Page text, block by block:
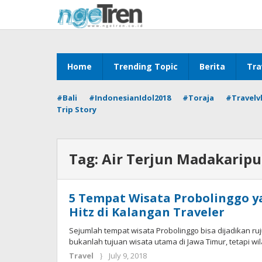
content
Home Trending Topic Berita
#Bali #IndonesianIdol2018 #Toraja
Trip Story
Tag: Air Terjun
5 Tempat Wisata Probolinggo
Hitz di Kalangan Traveler
Sejumlah tempat wisata Probolinggo bisa dijadikan
bukanlah tujuan wisata utama di Jawa Timur, tetapi
Travel
July 9, 2018